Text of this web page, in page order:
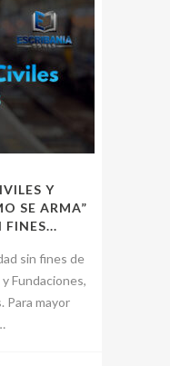
Y
SE ARMA”
sin fines de
Fundaciones,
Para mayor